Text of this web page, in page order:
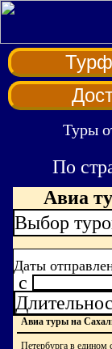
Туры
По
Авиа
Выбор
Даты
c
Авиа туры на
Петербурга в едином